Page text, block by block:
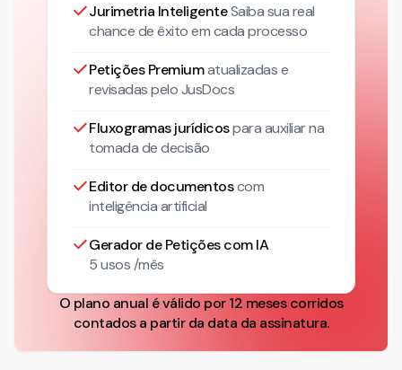
Jurimetria InteligenteSaiba sua real
chance de êxito em cada processo
Petições Premiumatualizadase
revisadas pelo JusDocs
Fluxogramas jurídicospara auxiliar na
tomada de decisão
Editor de documentoscom
inteligência artificial
Gerador de Petições com IA
5 usos /mês
O plano anual é válido por 12 meses corridos
contados a partir da data da assinatura.